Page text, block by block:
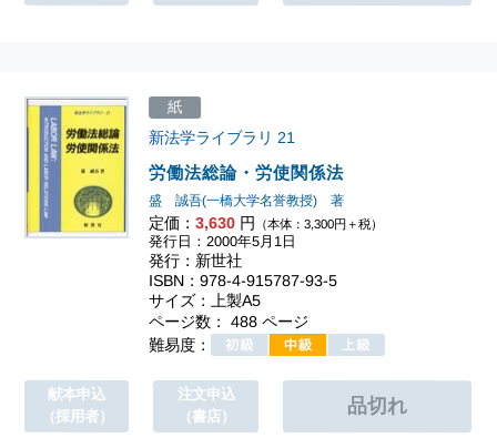
労働法総論・労使関係法
新法学ライブラリ 21
盛 誠吾(一橋大学名誉教授) 著
定価：3,630 円 （本体：3,300円＋税）
紙
発行日：2000年5月1日
発行：新世社
ISBN：978-4-915787-93-5
サイズ：上製A5
ページ数： 488 ページ
難易度：
献本申込
（採用者）
注文申込
（書店）